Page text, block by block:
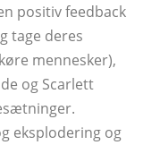
positiv feedback
tage deres
mennesker),
og Scarlett
eksplodering og